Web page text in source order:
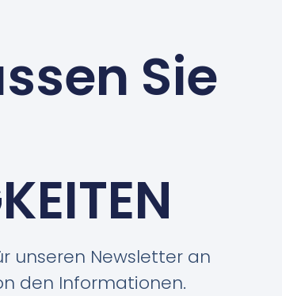
Sie
unseren Newsletter an
den Informationen.